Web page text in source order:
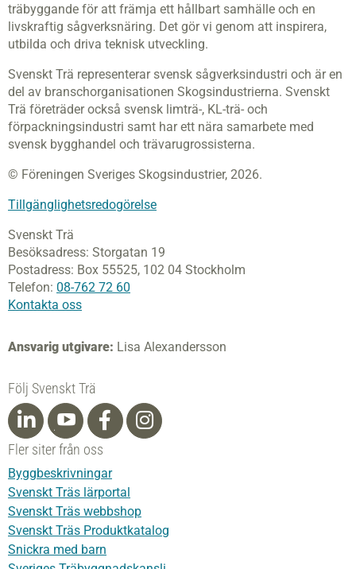
träbyggande för att främja ett hållbart samhälle och en
livskraftig sågverksnäring. Det gör vi genom att inspirera,
utbilda och driva teknisk utveckling.
Svenskt Trä representerar svensk sågverksindustri och är en
del av branschorganisationen Skogsindustrierna. Svenskt
Trä företräder också svensk limträ-, KL-trä- och
förpackningsindustri samt har ett nära samarbete med
svensk bygghandel och trävarugrossisterna.
© Föreningen Sveriges Skogsindustrier, 2026.
Tillgänglighetsredogörelse
Svenskt Trä
Besöksadress: Storgatan 19
Postadress: Box 55525, 102 04 Stockholm
Telefon: 08-762 72 60
Kontakta oss
Ansvarig utgivare: Lisa Alexandersson
Följ Svenskt Trä
Fler siter från oss
Byggbeskrivningar
Svenskt Träs lärportal
Svenskt Träs webbshop
Svenskt Träs Produktkatalog
Snickra med barn